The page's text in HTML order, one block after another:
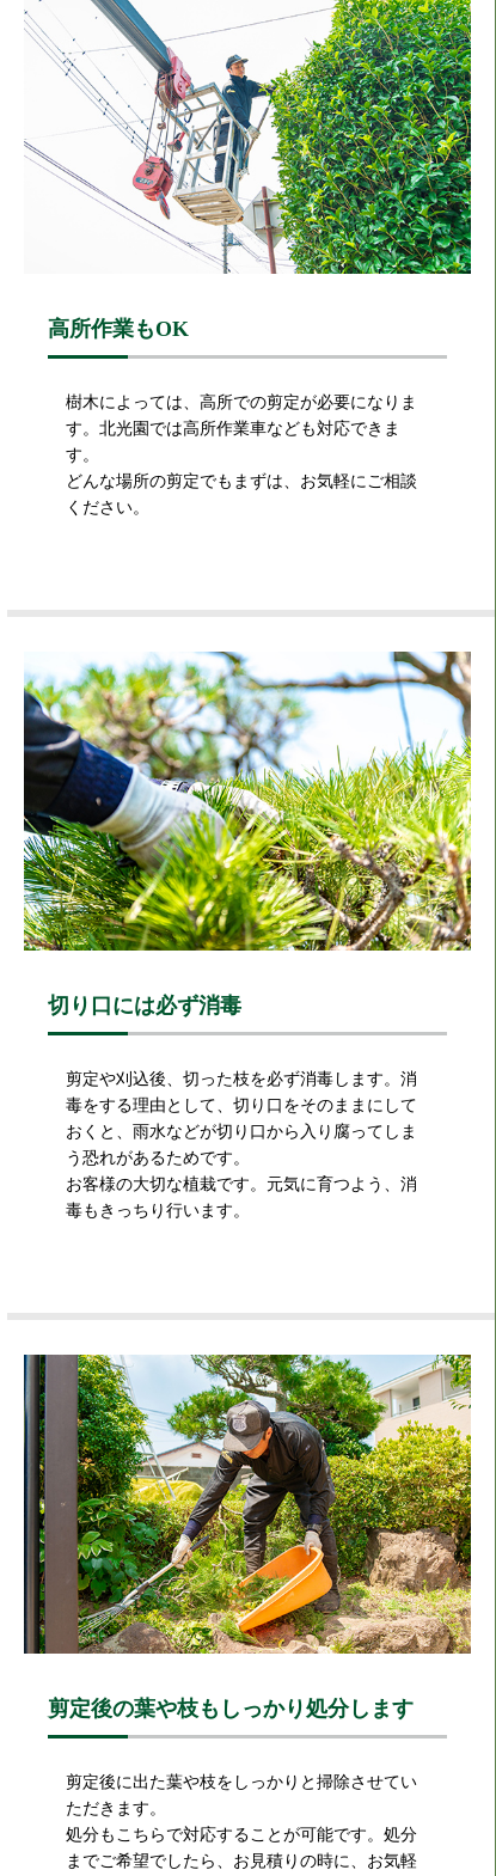
高所作業もOK
樹木によっては、高所での剪定が必要になりま
す。北光園では高所作業車なども対応できま
す。
どんな場所の剪定でもまずは、お気軽にご相談
ください。
切り口には必ず消毒
剪定や刈込後、切った枝を必ず消毒します。消
毒をする理由として、切り口をそのままにして
おくと、雨水などが切り口から入り腐ってしま
う恐れがあるためです。
お客様の大切な植栽です。元気に育つよう、消
毒もきっちり行います。
剪定後の葉や枝もしっかり処分します
剪定後に出た葉や枝をしっかりと掃除させてい
ただきます。
処分もこちらで対応することが可能です。処分
までご希望でしたら、お見積りの時に、お気軽